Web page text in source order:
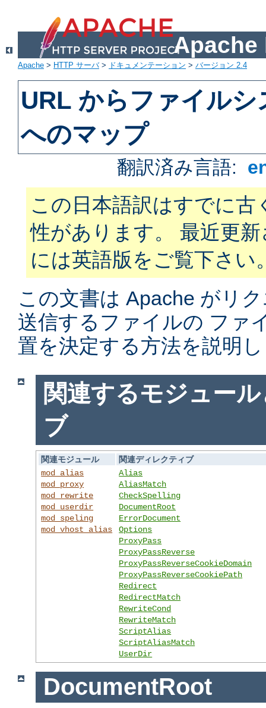
Apache
Apache > HTTP サーバ> ドキュメンテーション > バージョン 2.4
URL からファイル
へのマップ
翻訳済み言語:
この日本語訳はすでに古
性があります。 最近更
には英語版をご覧下さい
この文書は Apache がリ
送信するファイルの ファ
置を決定する方法を説明
関連するモジュー
ブ
関連モジュール
関連ディレクティブ
mod_alias
mod_proxy
mod_rewrite
mod_userdir
mod_speling
mod_vhost_alias
Alias
AliasMatch
CheckSpelling
DocumentRoot
ErrorDocument
Options
ProxyPass
ProxyPassReverse
ProxyPassReverseCookieDomain
ProxyPassReverseCookiePath
Redirect
RedirectMatch
RewriteCond
RewriteMatch
ScriptAlias
ScriptAliasMatch
UserDir
DocumentRoot